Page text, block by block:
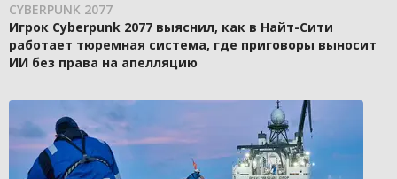
CYBERPUNK 2077
Игрок Cyberpunk 2077 выяснил, как в Найт-Сити
работает тюремная система, где приговоры выносит
ИИ без права на апелляцию